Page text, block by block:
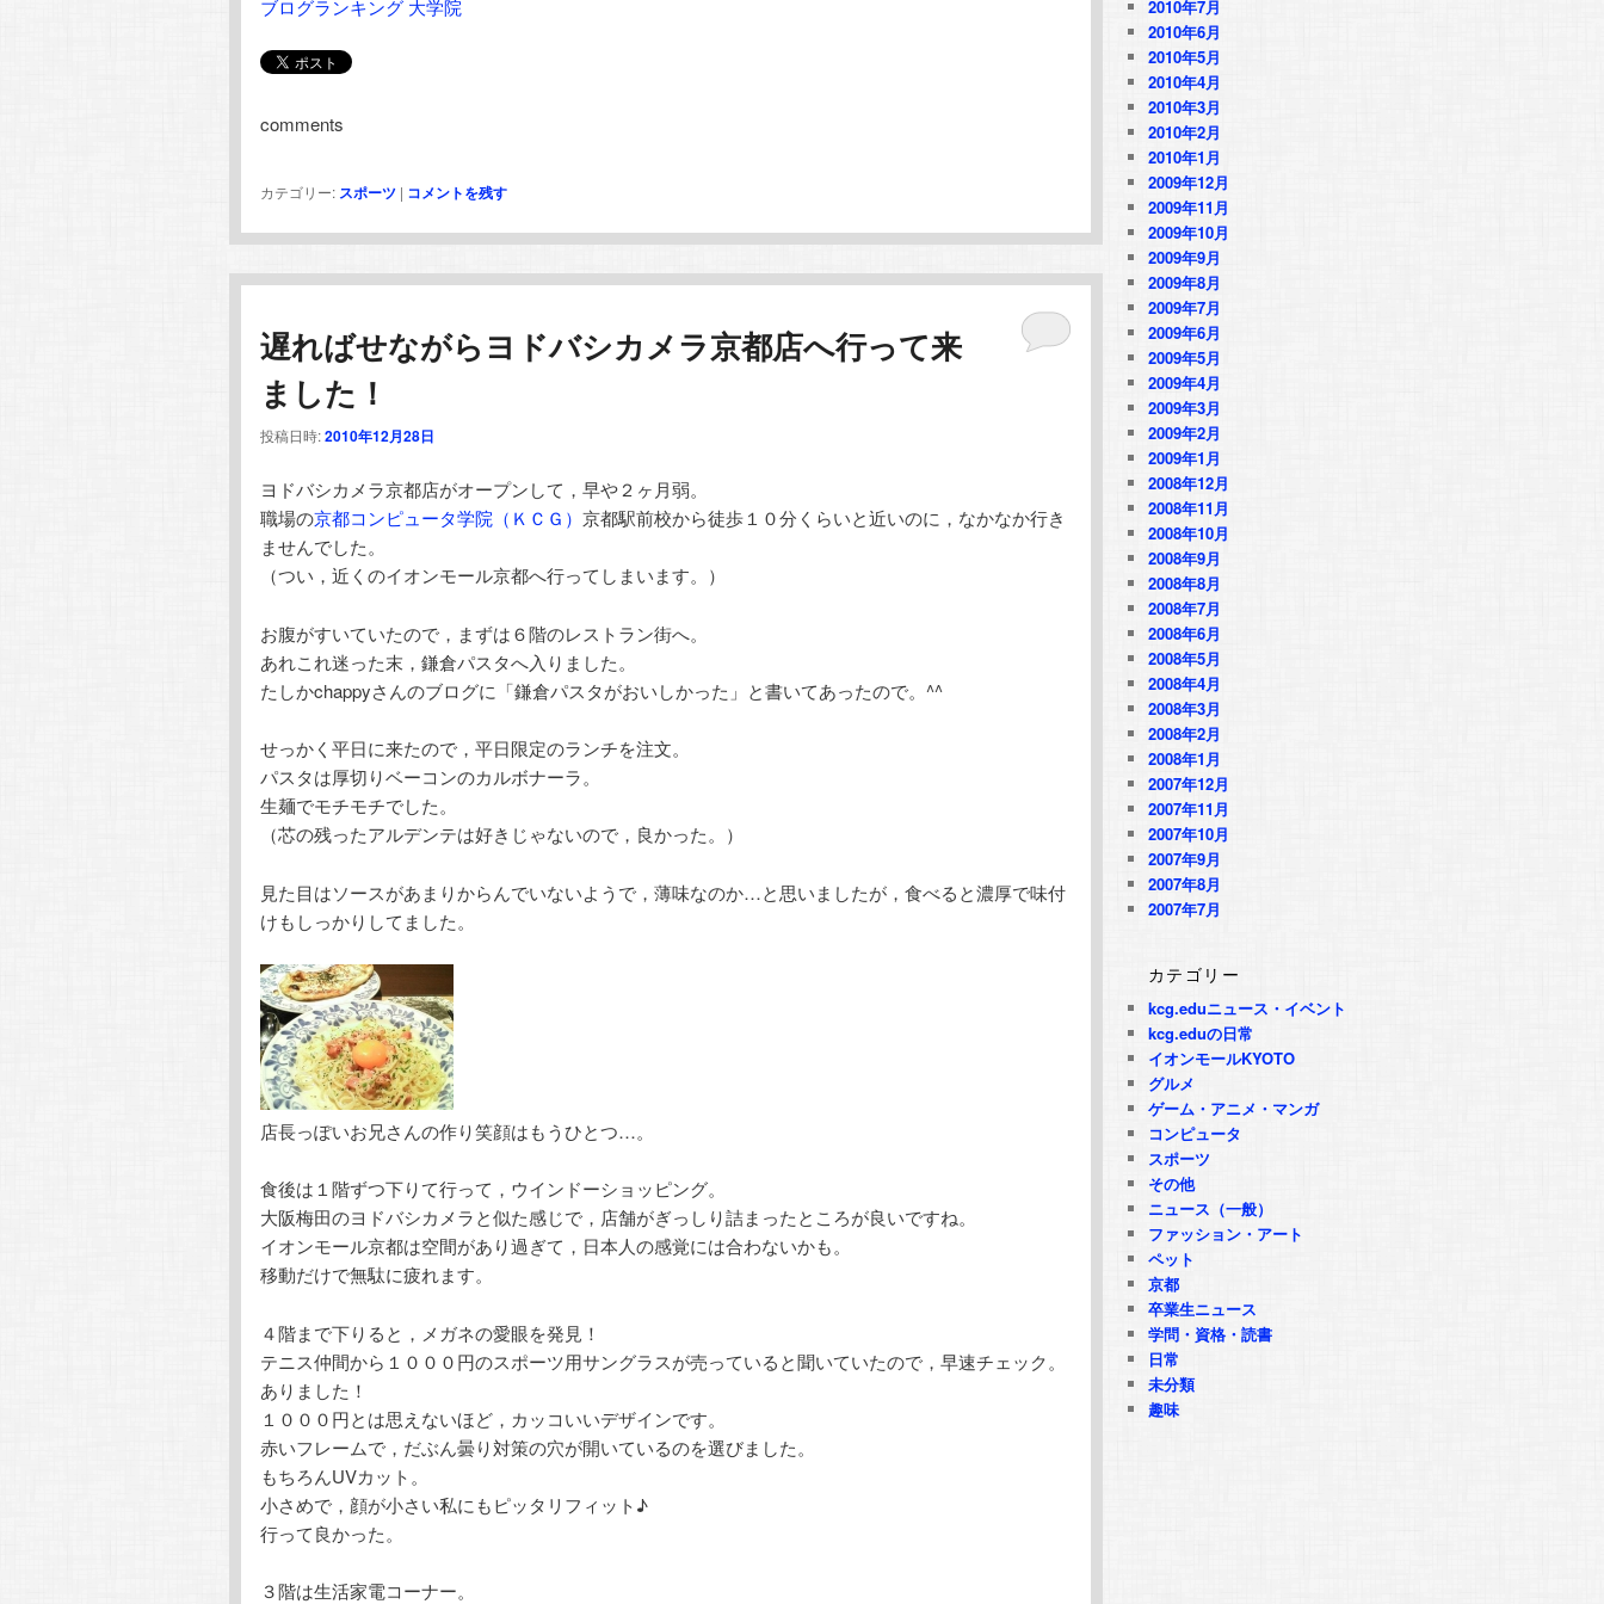
ブログランキング 大学院
comments
カテゴリー: スポーツ | コメントを残す
遅ればせながらヨドバシカメラ京都店へ行って来
ました！
投稿日時:2010年12月28日
ヨドバシカメラ京都店がオープンして，早や２ヶ月弱。
職場の京都コンピュータ学院（ＫＣＧ） 京都駅前校から徒歩１０分くらいと近いのに，なかなか行き
ませんでした。
（つい，近くのイオンモール京都へ行ってしまいます。）
お腹がすいていたので，まずは６階のレストラン街へ。
あれこれ迷った末，鎌倉パスタへ入りました。
たしかchappyさんのブログに「鎌倉パスタがおいしかった」と書いてあったので。^^
せっかく平日に来たので，平日限定のランチを注文。
パスタは厚切りベーコンのカルボナーラ。
生麺でモチモチでした。
（芯の残ったアルデンテは好きじゃないので，良かった。）
見た目はソースがあまりからんでいないようで，薄味なのか…と思いましたが，食べると濃厚で味付
けもしっかりしてました。
店長っぽいお兄さんの作り笑顔はもうひとつ…。
食後は１階ずつ下りて行って，ウインドーショッピング。
大阪梅田のヨドバシカメラと似た感じで，店舗がぎっしり詰まったところが良いですね。
イオンモール京都は空間があり過ぎて，日本人の感覚には合わないかも。
移動だけで無駄に疲れます。
４階まで下りると，メガネの愛眼を発見！
テニス仲間から１０００円のスポーツ用サングラスが売っていると聞いていたので，早速チェック。
ありました！
１０００円とは思えないほど，カッコいいデザインです。
赤いフレームで，だぶん曇り対策の穴が開いているのを選びました。
もちろんUVカット。
小さめで，顔が小さい私にもピッタリフィット♪
行って良かった。
３階は生活家電コーナー。
2010年7月
2010年6月
2010年5月
2010年4月
2010年3月
2010年2月
2010年1月
2009年12月
2009年11月
2009年10月
2009年9月
2009年8月
2009年7月
2009年6月
2009年5月
2009年4月
2009年3月
2009年2月
2009年1月
2008年12月
2008年11月
2008年10月
2008年9月
2008年8月
2008年7月
2008年6月
2008年5月
2008年4月
2008年3月
2008年2月
2008年1月
2007年12月
2007年11月
2007年10月
2007年9月
2007年8月
2007年7月
カテゴリー
kcg.eduニュース・イベント
kcg.eduの日常
イオンモールKYOTO
グルメ
ゲーム・アニメ・マンガ
コンピュータ
スポーツ
その他
ニュース（一般）
ファッション・アート
ペット
京都
卒業生ニュース
学問・資格・読書
日常
未分類
趣味